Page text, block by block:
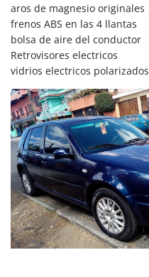
aros de magnesio originales
frenos ABS en las 4 llantas
bolsa de aire del conductor
Retrovisores electricos
vidrios electricos polarizados